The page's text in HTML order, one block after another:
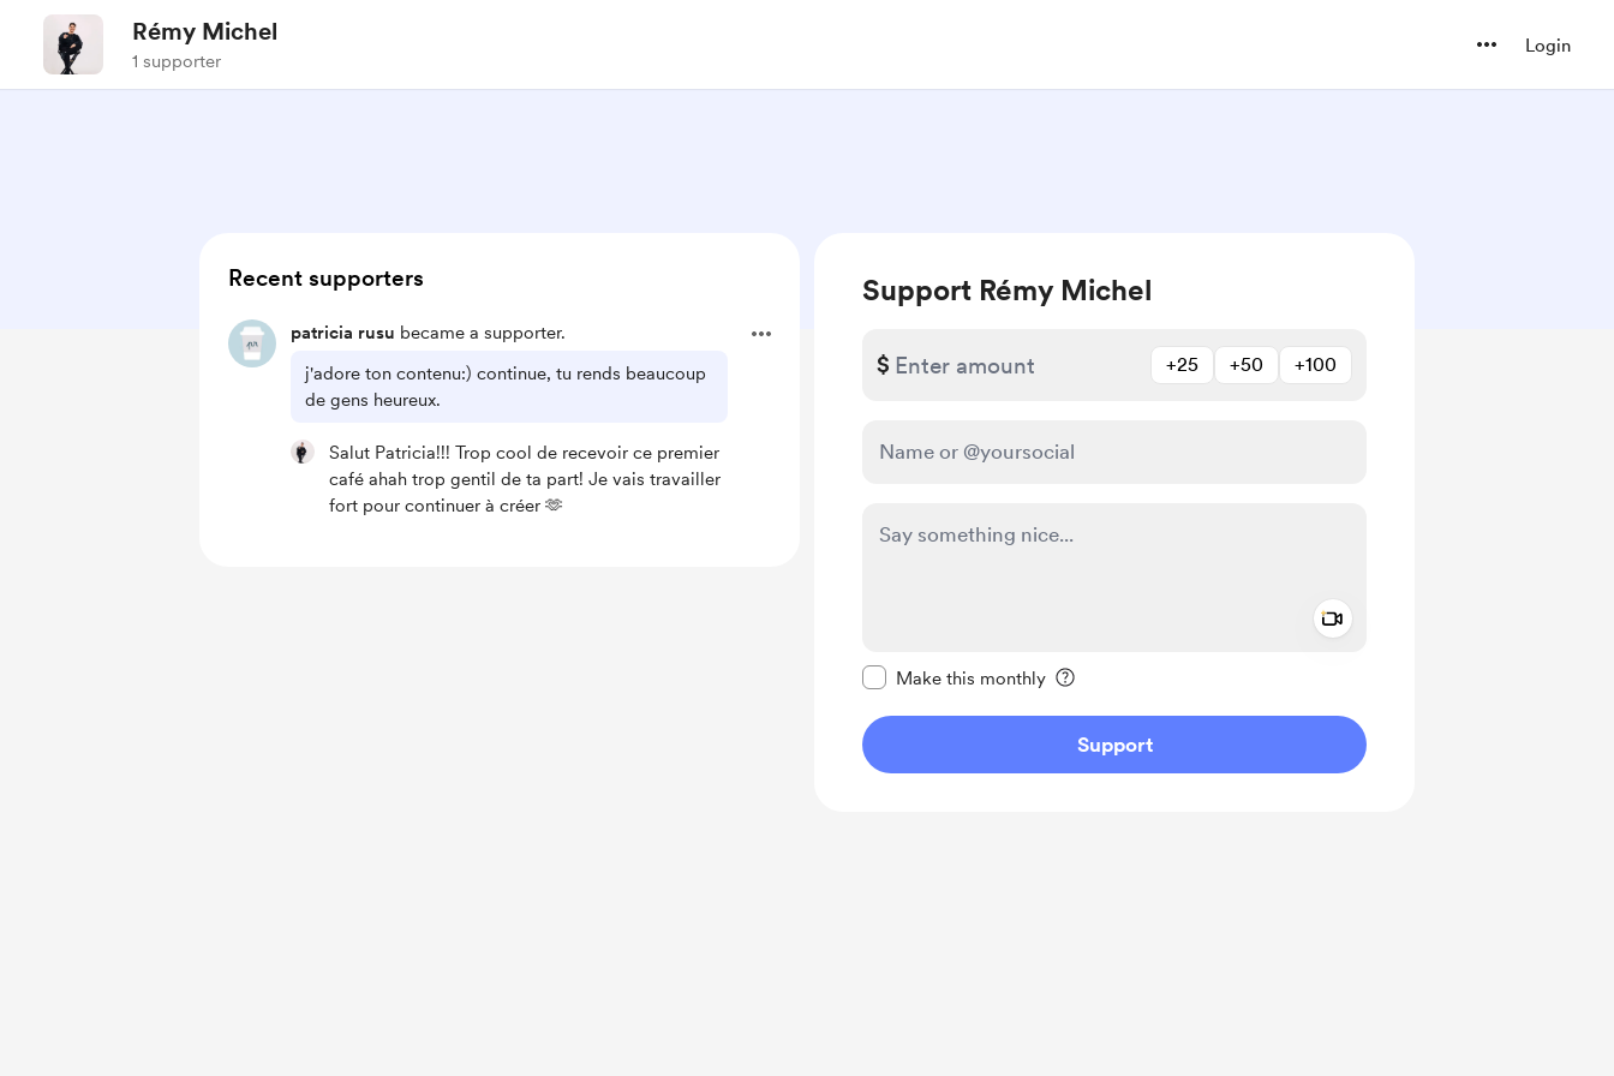
Rémy Michel
1 supporter
Login
Support Rémy Michel
$ +25 +50 +100
Make this monthly
Support
Recent supporters
patricia rusu became a supporter.
j'adore ton contenu:) continue, tu rends beaucoup
de gens heureux.
Salut Patricia!!! Trop cool de recevoir ce premier
café ahah trop gentil de ta part! Je vais travailler
fort pour continuer à créer 🫶